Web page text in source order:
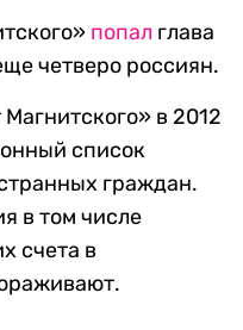
попал глава
четверо россиян.
в 2012
список
граждан.
в том числе
счета в